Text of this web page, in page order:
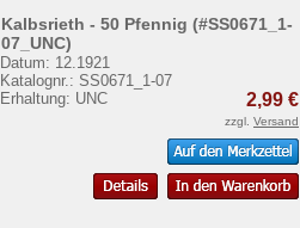
Kalbsrieth - 50 Pfennig (#SS0671_1-
07_UNC)
Datum: 12.1921
Katalognr.: SS0671_1-07
Erhaltung: UNC
2,99 €
zzgl. Versand